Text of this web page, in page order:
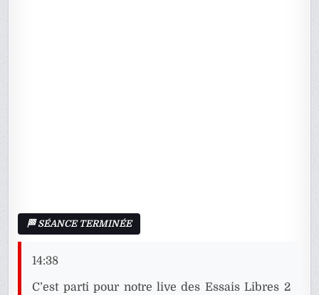
14:38
C’est parti pour notre live des Essais Libres 2